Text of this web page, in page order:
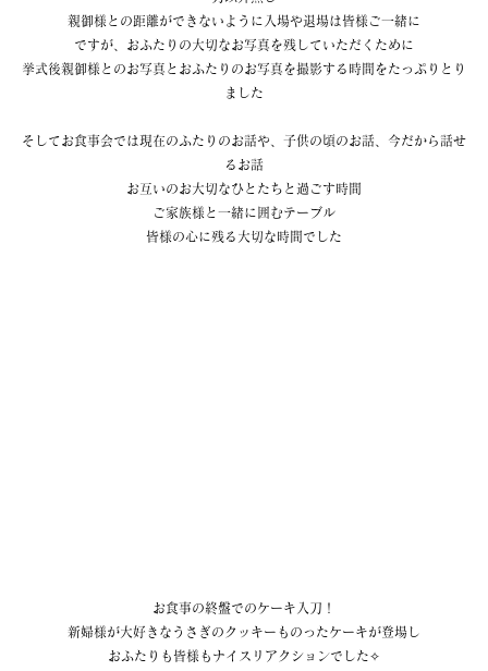
親御様との距離ができないように入場や退場は皆様ご一緒に
ですが、おふたりの大切なお写真を残していただくために
挙式後親御様とのお写真とおふたりのお写真を撮影する時間をたっぷりとり
ました
そしてお食事会では現在のふたりのお話や、子供の頃のお話、今だから話せ
るお話
お互いのお大切なひとたちと過ごす時間
ご家族様と一緒に囲むテーブル
皆様の心に残る大切な時間でした
お食事の終盤でのケーキ入刀！
新婦様が大好きなうさぎのクッキーものったケーキが登場し
おふたりも皆様もナイスリアクションでした✧